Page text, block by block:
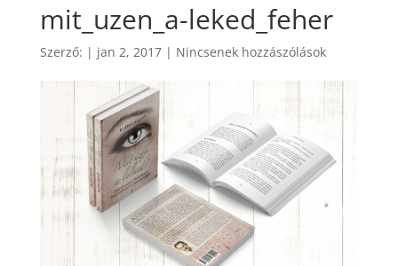
mit_uzen_a-leked_feher
Szerző: | jan 2, 2017| Nincsenek hozzászólások